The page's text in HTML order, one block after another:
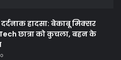
हादसा: बेकाबू मिक्सर
छात्रा को कुचला, बहन के